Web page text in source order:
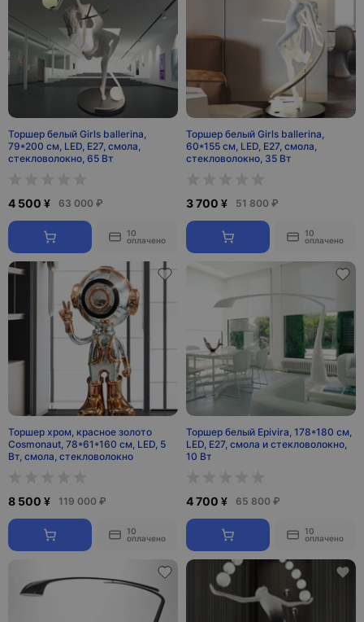
Торшер белый Girls ballerina,
79*200 см, LED, Е27, смола,
стекловолокно, 65 Вт
4 500 ¥ 63 000 ₽
10
оплачено
Торшер белый Girls ballerina,
60*155 см, LED, Е27, смола,
стекловолокно, 35 Вт
3 700 ¥ 51 800 ₽
10
оплачено
Торшер хром, красное золото
Cosmonaut, 78*61*160 см, LED, 5
Вт, смола, стекловолокно
8 500 ¥ 119 000 ₽
10
оплачено
Торшер белый Epivira, 178*180 см,
LED, Е27, смола и стекловолокно,
10 Вт
4 700 ¥ 65 800 ₽
10
оплачено